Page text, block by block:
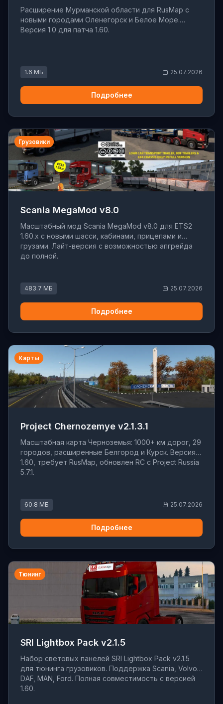
Расширение Мурманской области для RusMap с
новыми городами Оленегорск и Белое Море.
Версия 1.0 для патча 1.60.
1.6 МБ 25.07.2026
Подробнее
Грузовики
Scania MegaMod v8.0
Масштабный мод Scania MegaMod v8.0 для ETS2
1.60.x с новыми шасси, кабинами, прицепами и
грузами. Лайт-версия с возможностью апгрейда
до полной.
483.7 МБ 25.07.2026
Подробнее
Карты
Project Chernozemye v2.1.3.1
Масштабная карта Черноземья: 1000+ км дорог, 29
городов, расширенные Белгород и Курск. Версия
1.60, требует RusMap, обновлен RC с Project Russia
5.7.1.
60.8 МБ 25.07.2026
Подробнее
Тюнинг
SRI Lightbox Pack v2.1.5
Набор световых панелей SRI Lightbox Pack v2.1.5
для тюнинга грузовиков. Поддержка Scania, Volvo,
DAF, MAN, Ford. Полная совместимость с версией
1.60.